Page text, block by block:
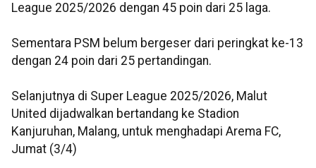
League 2025/2026 dengan 45 poin dari 25 laga.
Sementara PSM belum bergeser dari peringkat ke-13
dengan 24 poin dari 25 pertandingan.
Selanjutnya di Super League 2025/2026, Malut
United dijadwalkan bertandang ke Stadion
Kanjuruhan, Malang, untuk menghadapi Arema FC,
Jumat (3/4)